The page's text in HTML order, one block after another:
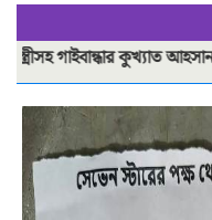
কুখ্যাত আহসান হাবীব আটক